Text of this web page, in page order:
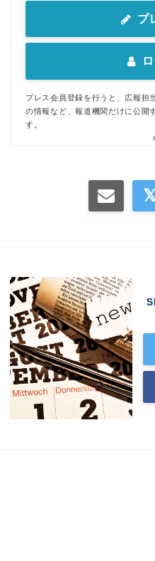
プ
プレス会員登録を行うと、広報担
の情報など、報道機関だけに公開
す。